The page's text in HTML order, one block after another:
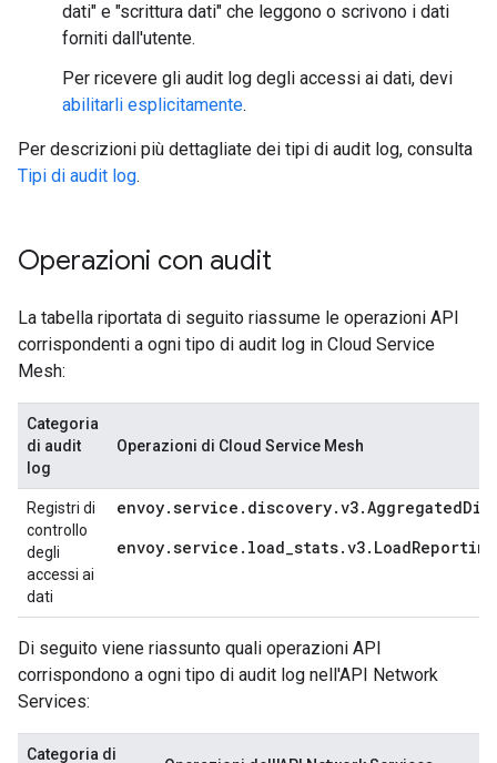
dati" e "scrittura dati" che leggono o scrivono i dati
forniti dall'utente.
Per ricevere gli audit log degli accessi ai dati, devi
abilitarli esplicitamente.
Per descrizioni più dettagliate dei tipi di audit log, consulta
Tipi di audit log.
Operazioni con audit
La tabella riportata di seguito riassume le operazioni API
corrispondenti a ogni tipo di audit log in Cloud Service
Mesh:
Categoria
di audit
log
Operazioni di Cloud Service Mesh
Registri di
controllo
degli
accessi ai
dati
Di seguito viene riassunto quali operazioni API
corrispondono a ogni tipo di audit log nell'API Network
Services:
Categoria di